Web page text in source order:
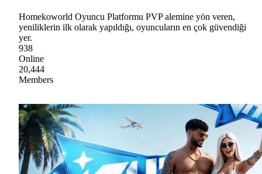
Homekoworld Oyuncu Platformu PVP alemine yön veren,
yeniliklerin ilk olarak yapıldığı, oyuncuların en çok güvendiği
yer.
938
Online
20,444
Members